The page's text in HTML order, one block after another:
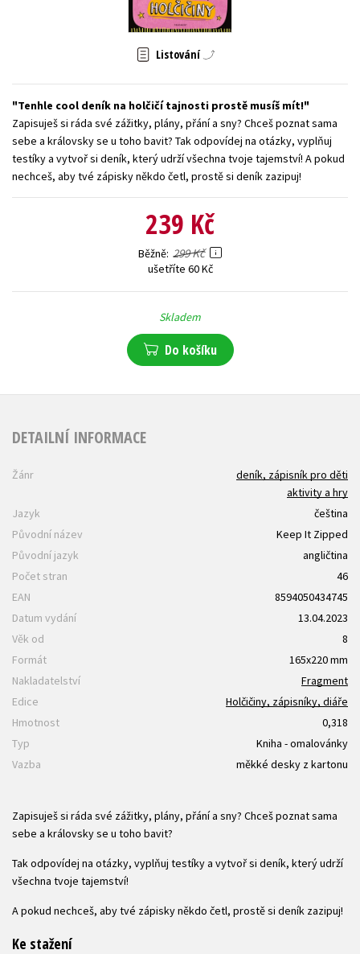
Zahraniční literatura
Všechny tituly
Listování
Tenhle cool deník na holčičí tajnosti prostě musíš mít!
Zapisuješ si ráda své zážitky, plány, přání a sny? Chceš poznat sama
sebe a královsky se u toho bavit? Tak odpovídej na otázky, vyplňuj
testíky a vytvoř si deník, který udrží všechna tvoje tajemství! A pokud
nechceš, aby tvé zápisky někdo četl, prostě si deník zazipuj!
239 Kč
Běžně 299 Kč
ušetříte 60 Kč
Skladem
Do košíku
DETAILNÍ INFORMACE
Žánr
deník, zápisník pro děti
aktivity a hry
Jazyk
čeština
Původní název
Keep It Zipped
Původní jazyk
angličtina
Počet stran
46
EAN
8594050434745
Datum vydání
13.04.2023
Věk od
8
Formát
165x220 mm
Nakladatelství
Fragment
Edice
Holčičiny, zápisníky, diáře
Hmotnost
0,318
Typ
Kniha - omalovánky
Vazba
měkké desky z kartonu
Zapisuješ si ráda své zážitky, plány, přání a sny? Chceš poznat sama
sebe a královsky se u toho bavit?
Tak odpovídej na otázky, vyplňuj testíky a vytvoř si deník, který udrží
všechna tvoje tajemství!
A pokud nechceš, aby tvé zápisky někdo četl, prostě si deník zazipuj!
Ke stažení